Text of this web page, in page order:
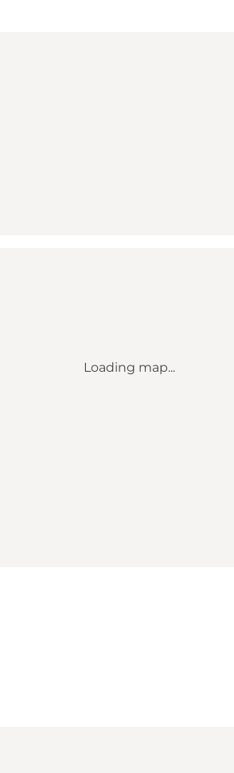
Loading map...